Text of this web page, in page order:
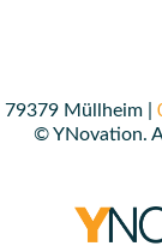
Müllheim |
© YNovation.